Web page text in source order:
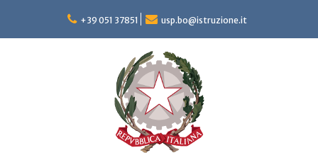
content
+39 051 37851 usp.bo@istruzione.it